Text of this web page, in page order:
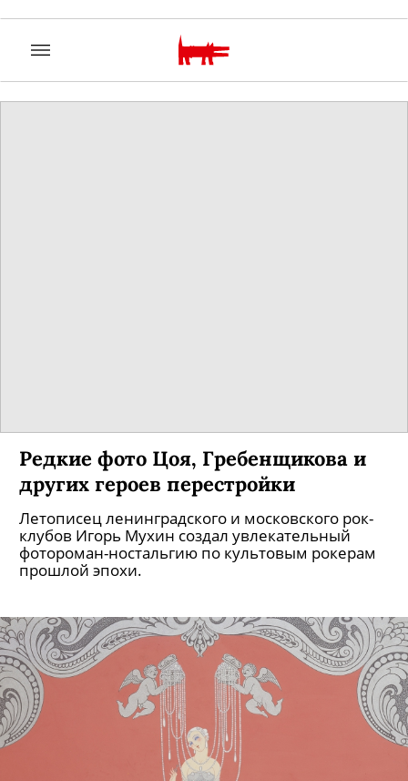
Редкие фото Цоя, Гребенщикова и
других героев перестройки
Летописец ленинградского и московского рок-
клубов Игорь Мухин создал увлекательный
фотороман-ностальгию по культовым рокерам